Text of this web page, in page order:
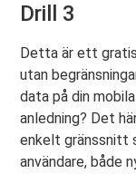
Drill 3
Detta är ett
utan
data på din
anledning? Det
enkelt gränssnitt
användare, både